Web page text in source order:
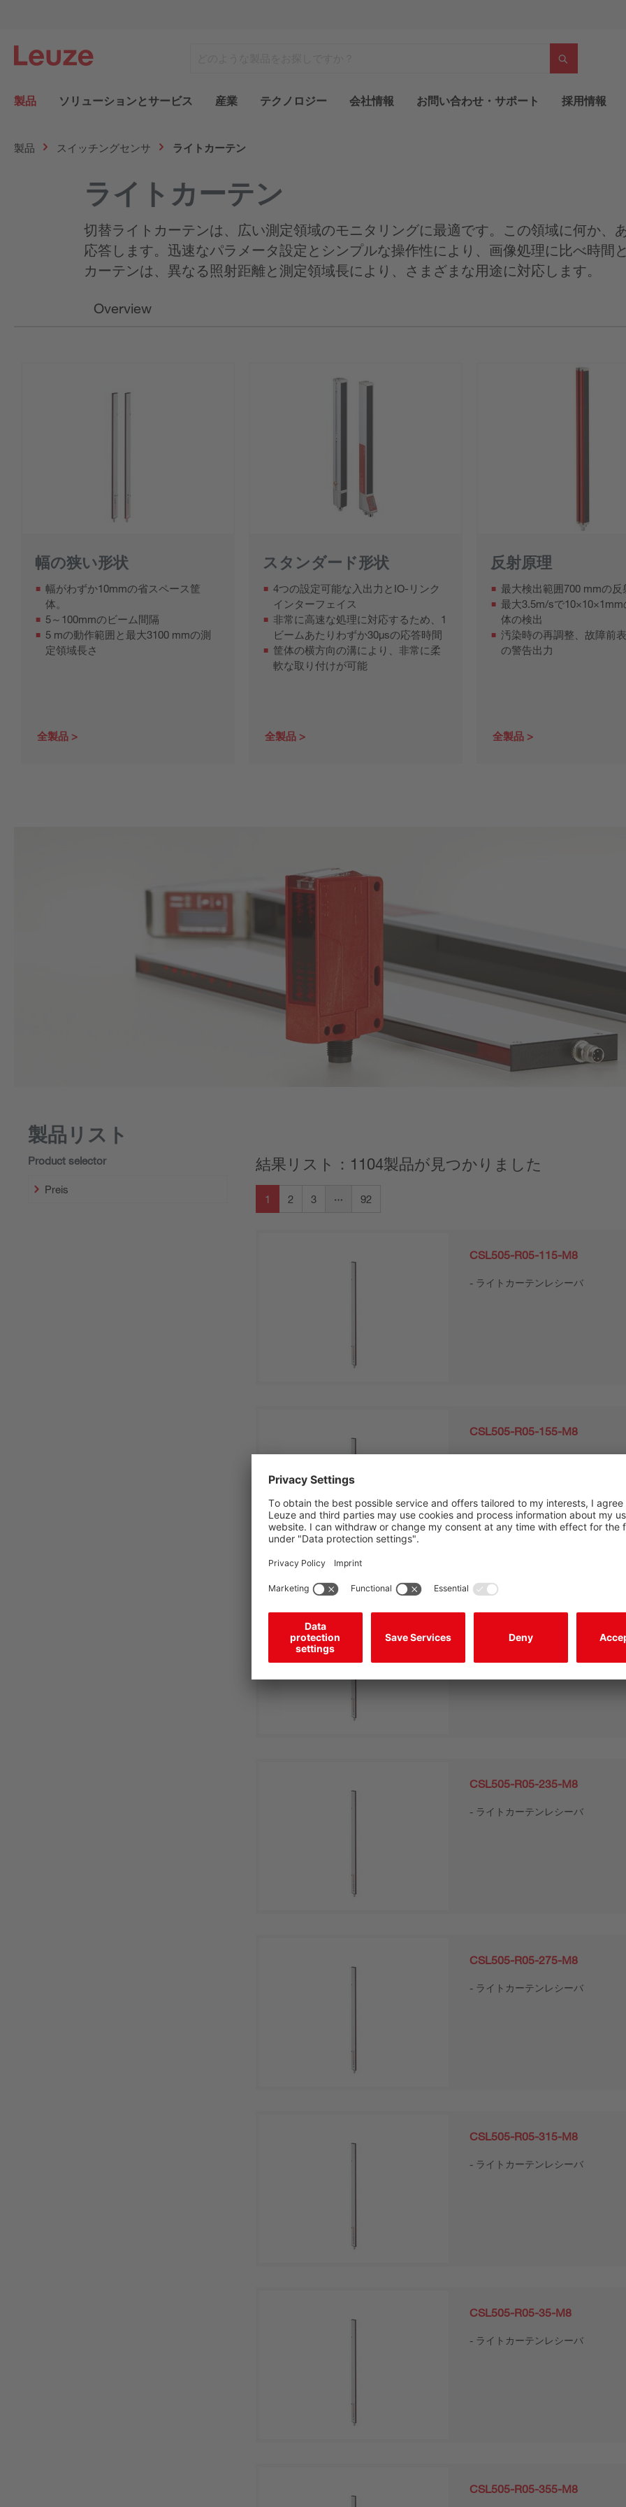
製品 ソリューションとサービス 産業 テクノロジー 会社情報 お問い合わせ・サポート 採用情報
製品 スイッチングセンサ ライトカーテン
ライトカーテン
切替ライトカーテンは、広い測定領域のモニタリングに最適です。この領域に何か、
応答します。迅速なパラメータ設定とシンプルな操作性により、画像処理に比べ時間
カーテンは、異なる照射距離と測定領域長により、さまざまな用途に対応します。
Overview
幅の狭い形状
幅がわずか10mmの省スペース筐
体。
5～100mmのビーム間隔
5 mの動作範囲と最大3100 mmの測
定領域長さ
全製品
スタンダード形状
4つの設定可能な入出力とIO-リンク
インターフェイス
非常に高速な処理に対応するため、1
ビームあたりわずか30μsの応答時間
筐体の横方向の溝により、非常に柔
軟な取り付けが可能
全製品
反射原理
最大検出範囲700 mmの反
最大3.5m/sで10×10×1mm
体の検出
汚染時の再調整、故障前
の警告出力
全製品
製品リスト
Product selector
Preis
結果リスト：1104製品が見つかりました
1 2 3 92
CSL505-R05-115-M8
ライトカーテンレシーバ
CSL505-R05-155-M8
ライトカーテンレシーバ
CSL505-R05-235-M8
ライトカーテンレシーバ
CSL505-R05-275-M8
ライトカーテンレシーバ
CSL505-R05-315-M8
ライトカーテンレシーバ
CSL505-R05-35-M8
ライトカーテンレシーバ
CSL505-R05-355-M8